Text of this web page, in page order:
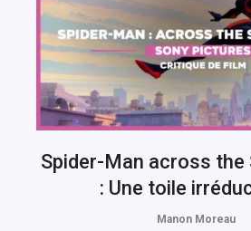
Spider-Man across the
: Une toile
Manon Moreau